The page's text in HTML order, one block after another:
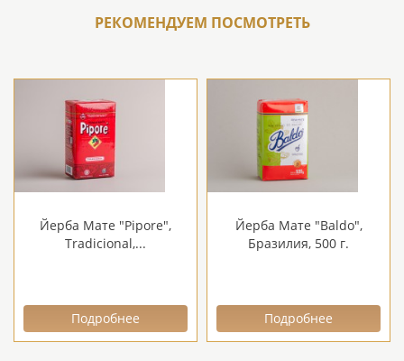
РЕКОМЕНДУЕМ ПОСМОТРЕТЬ
Йерба Мате "Pipore",
Tradicional,...
Подробнее
Йерба Мате "Baldo",
Бразилия, 500 г.
Подробнее